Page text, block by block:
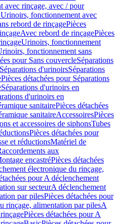
avec rinçage, avec / pour
fonctionnement avec
rebord de rinçagePièces
Avec rebord de rinçagePièces
Urinoirs, fonctionnement
fonctionnement sans
pour Sans couvercleSéparations
d'urinoirsSéparations
Pièces détachées pour Séparations
Séparations d'urinoirs en
d'urinoirs en
sanitairePièces détachées
sanitaireAccessoiresPièces
et accessoires de siphonsTubes
Pièces détachées pour
et réductionsMatériel de
aux
encastréPièces détachées
électronique du rinçage,
pour A déclenchement
sur secteurA déclenchement
par pilesPièces détachées pour
rinçage, alimentation par pilesA
Pièces détachées pour A